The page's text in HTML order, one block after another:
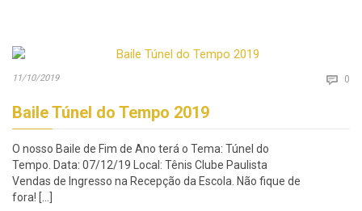
11/10/2019  0
Baile Túnel do Tempo 2019
O nosso Baile de Fim de Ano terá o Tema: Túnel do
Tempo. Data: 07/12/19 Local: Tênis Clube Paulista
Vendas de Ingresso na Recepção da Escola. Não fique de
fora! […]